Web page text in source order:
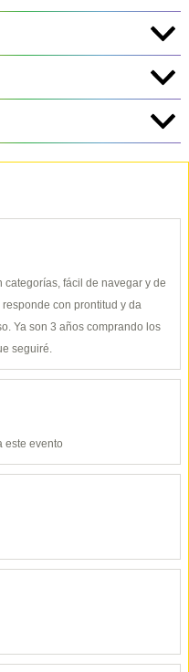
fácil de navegar y de
con prontitud y da
Ya son 3 años comprando los
seguiré.
este evento